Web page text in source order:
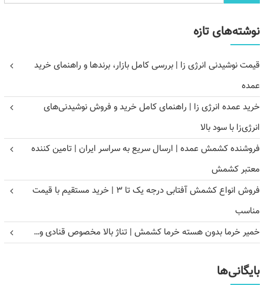
نوشته‌های تازه
قیمت نوشیدنی انرژی زا | بررسی کامل بازار، برندها و راهنمای خرید
عمده
خرید عمده انرژی زا | راهنمای کامل خرید و فروش نوشیدنی‌های
انرژی‌زا با سود بالا
فروشنده کشمش عمده | ارسال سریع به سراسر ایران | تامین کننده
معتبر کشمش
فروش انواع کشمش آفتابی درجه یک تا ۳ | خرید مستقیم با قیمت
مناسب
خمیر خرما بدون هسته خرما کشمش | تناژ بالا مخصوص قنادی و…
بایگانی‌ها